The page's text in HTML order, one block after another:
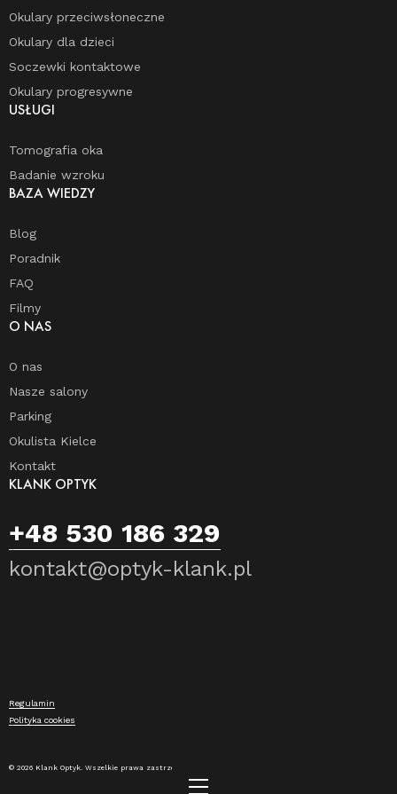
Okulary przeciwsłoneczne
Okulary dla dzieci
Soczewki kontaktowe
Okulary progresywne
USŁUGI
Tomografia oka
Badanie wzroku
BAZA WIEDZY
Blog
Poradnik
FAQ
Filmy
O NAS
O nas
Nasze salony
Parking
Okulista Kielce
Kontakt
KLANK OPTYK
+48 530 186 329
kontakt@optyk-klank.pl
© 2026 Klank Optyk. Wszelkie prawa zastrzeżone.
Regulamin
Polityka cookies